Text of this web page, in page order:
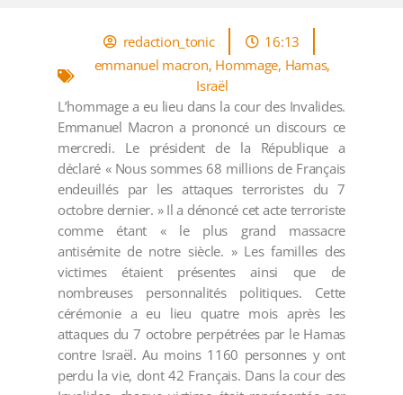
redaction_tonic
16:13
emmanuel macron, Hommage, Hamas,
Israël
L’hommage a eu lieu dans la cour des Invalides.
Emmanuel Macron a prononcé un discours ce
mercredi. Le président de la République a
déclaré « Nous sommes 68 millions de Français
endeuillés par les attaques terroristes du 7
octobre dernier. » Il a dénoncé cet acte terroriste
comme étant « le plus grand massacre
antisémite de notre siècle. » Les familles des
victimes étaient présentes ainsi que de
nombreuses personnalités politiques. Cette
cérémonie a eu lieu quatre mois après les
attaques du 7 octobre perpétrées par le Hamas
contre Israël. Au moins 1160 personnes y ont
perdu la vie, dont 42 Français. Dans la cour des